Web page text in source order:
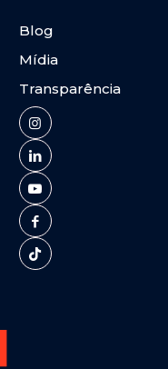
Blog
Mídia
Transparência